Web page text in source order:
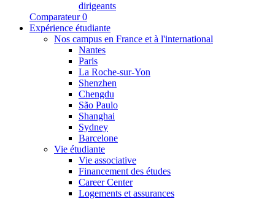
dirigeants
Comparateur 0
Expérience étudiante
Nos campus en France et à l'international
Nantes
Paris
La Roche-sur-Yon
Shenzhen
Chengdu
São Paulo
Shanghai
Sydney
Barcelone
Vie étudiante
Vie associative
Financement des études
Career Center
Logements et assurances